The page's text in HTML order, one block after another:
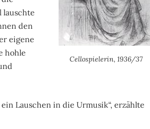
Cellospielerin, 1936/37
lauschte
den
eigene
hohle
Lauschen in die Urmusik“, erzählte